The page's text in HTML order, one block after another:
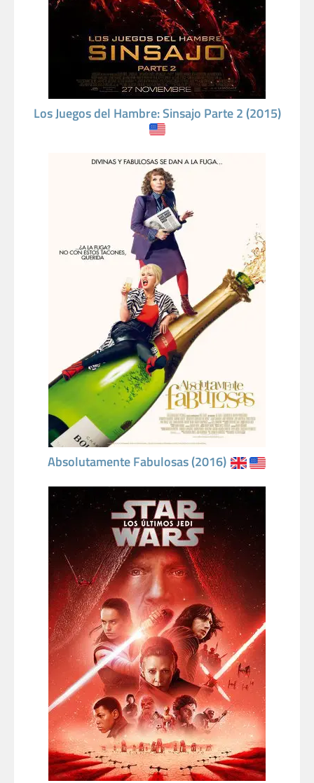
Los Juegos del Hambre: Sinsajo Parte 2 (2015)
Absolutamente Fabulosas (2016)